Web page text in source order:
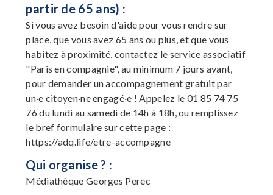
partir de 65 ans) :
Si vous avez besoin d'aide pour vous rendre sur
place, que vous avez 65 ans ou plus, et que vous
habitez à proximité, contactez le service associatif
"Paris en compagnie", au minimum 7 jours avant,
pour demander un accompagnement gratuit par
un·e citoyen·ne engagé·e ! Appelez le 01 85 74 75
76 du lundi au samedi de 14h à 18h, ou remplissez
le bref formulaire sur cette page :
https://adq.life/etre-accompagne
Qui organise ? :
Médiathèque Georges Perec